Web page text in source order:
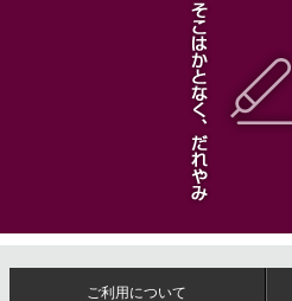
ご利用について